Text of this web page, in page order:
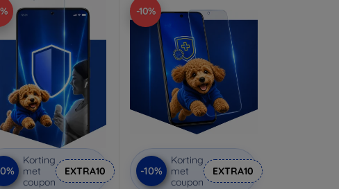
Korting
met
coupon
EXTRA10
-10%
-10%
Korting
met
coupon
EXTRA10